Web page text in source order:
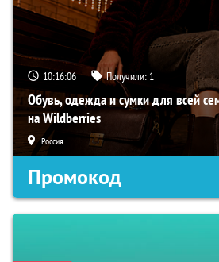
10:16:05 Получили: 1
Обувь, одежда и сумки для всей
на Wildberries
Россия
Промокод